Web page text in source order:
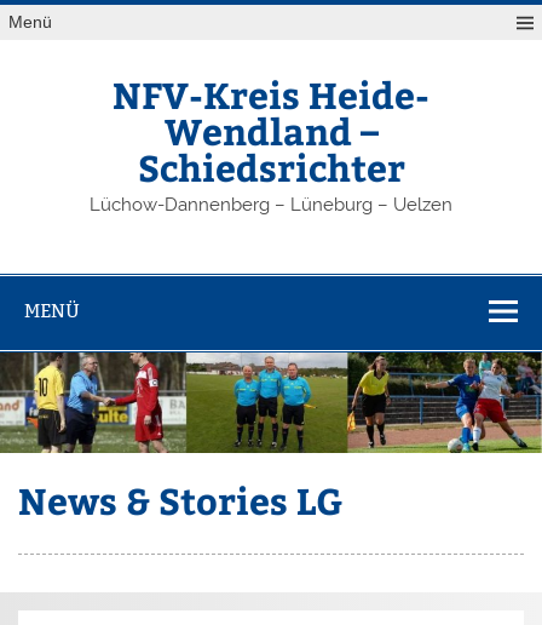
Zum
Inhalt
Menü
NFV-Kreis Heide-
Wendland –
Schiedsrichter
Lüchow-Dannenberg – Lüneburg – Uelzen
MENÜ
News & Stories LG